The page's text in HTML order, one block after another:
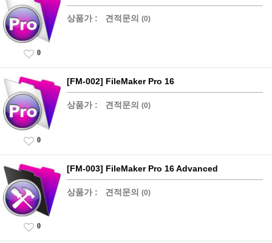
상품가 : 견적문의 (0)
0
[FM-002] FileMaker Pro 16
상품가 : 견적문의 (0)
0
[FM-003] FileMaker Pro 16 Advanced
상품가 : 견적문의 (0)
0